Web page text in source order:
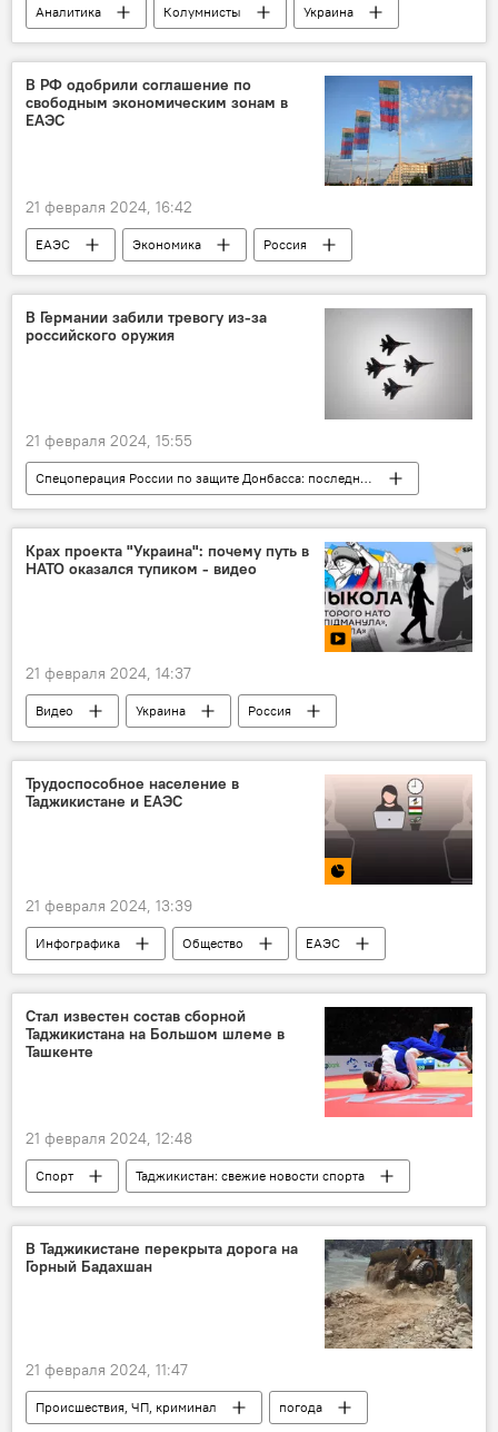
Аналитика Колумнисты
Украина
Общество
Политика
В РФ одобрили соглашение по
свободным экономическим зонам в
ЕАЭС
21 февраля 2024, 16:42
ЕАЭС Экономика Россия
В Германии забили тревогу из-за
российского оружия
21 февраля 2024, 15:55
Спецоперация России по защите Донбасса: последние новости
Россия
Мир
Украина
Армия и вооружение
Крах проекта "Украина": почему путь в
НАТО оказался тупиком - видео
21 февраля 2024, 14:37
Видео Украина
Россия
конфликт
Трудоспособное население в
Таджикистане и ЕАЭС
21 февраля 2024, 13:39
Инфографика Общество
ЕАЭС
Таджикистан
Стал известен состав сборной
Таджикистана на Большом шлеме в
Ташкенте
21 февраля 2024, 12:48
Спорт
Таджикистан: свежие новости спорта
Таджикистан
дзюдо
В Таджикистане перекрыта дорога на
Горный Бадахшан
21 февраля 2024, 11:47
Происшествия, ЧП, криминал
погода